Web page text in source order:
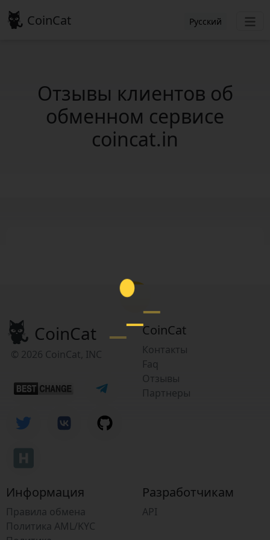
CoinCat Русский
Отзывы клиентов об
обменном сервисе
coincat.in
CoinCat
© 2026 CoinCat, INC
CoinCat
Контакты
Faq
Отзывы
Партнеры
Информация
Правила обмена
Политика AML/KYC
Разработчикам
API